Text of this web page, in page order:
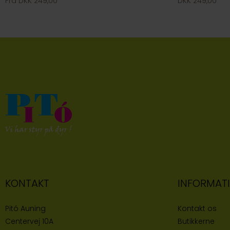
KONTAKT
Pitó Auning
Centervej 10A
Kontakt os
Butikkerne